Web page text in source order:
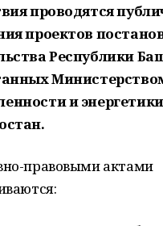
проводятся
проектов
Республики
и
правовыми актами